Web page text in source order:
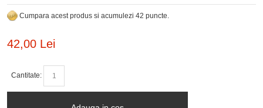
Cumpara acest produs si acumulezi 42 puncte.
42,00 Lei
Cantitate: